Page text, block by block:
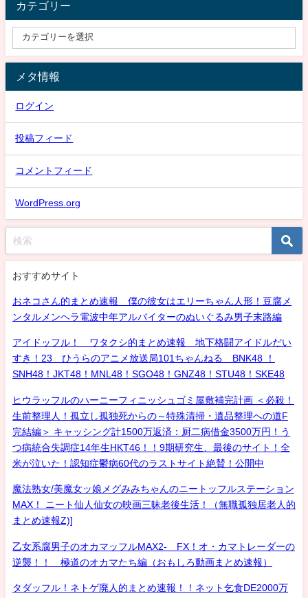
カテゴリー
メタ情報
ログイン
投稿フィード
コメントフィード
WordPress.org
おすすめサイト
おネコさん的まとめ速報 僕の彼女はエリーちゃん人形！豆腐メ
ンタルメンヘラ電波中年アルバイターのぬいぐるみ男子末路編
アイドッフル！ ワタクシ的まとめ速報 地下格闘アイドルだい
すき！23 ひうらのアニメ放送局101ちゃんねる BNK48 ！
SNH48！JKT48！MNL48！SGO48！GNZ48！STU48！SKE48
ヒウラッフルのハーニーフィニッシュゴミ屋敷補完計画 ＜必殺！
生前整理人！孤立し孤独死からの～特殊清掃・遺品整理への道F
完結編＞ キャッシング計1500万返済：厨二病借金3500万円！う
つ病統合失調症14年生HKT46！！9期研究生、最後のサイト！全
米が泣いた！認知症鬱病60代のラストサイト絶賛！公開中
魔法熟女/美魔女ッ娘メグみみちゃんのニートッフルステーション
MAX！ ニート仙人仙女の映画三昧老後生活！（無職孤独居老人的
まとめ速報Z)]
乙女系腐男子のオカマッフルMAX2- FX！オ・カマトレーダーの
逆襲！！ 極道のオカマたち編（おもしろ動画まとめ速報）
タダッフル！ネトゲ廃人的まとめ速報！！ネット乞食DE2000万